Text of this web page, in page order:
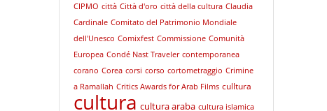
CIPMO città Città d'oro città della cultura Claudia
Cardinale Comitato del Patrimonio Mondiale
dell'Unesco Comixfest Commissione Comunità
Europea Condé Nast Traveler contemporanea
corano Corea corsi corso cortometraggio Crimine
a Ramallah Critics Awards for Arab Films culltura
cultura cultura araba cultura islamica